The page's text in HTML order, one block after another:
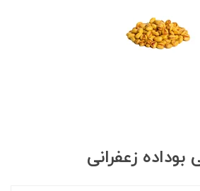
زعفرانی